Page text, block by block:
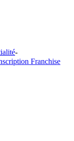
-
Franchise